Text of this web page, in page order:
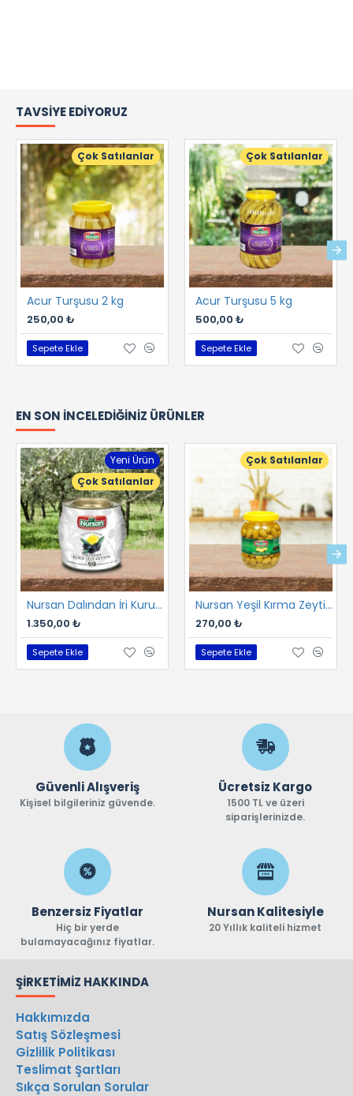
TAVSIYE EDIYORUZ
Çok Satılanlar
Acur Turşusu 2 kg
250,00 ₺
Sepete Ekle
Çok Satılanlar
Acur Turşusu 5 kg
500,00 ₺
Sepete Ekle
EN SON İNCELEDIĞINIZ ÜRÜNLER
Yeni Ürün
Çok Satılanlar
Nursan Dalından İri Kuru Gemlik Sele 2 kg
1.350,00 ₺
Sepete Ekle
Çok Satılanlar
Nursan Yeşil Kırma Zeytin 1 kg
270,00 ₺
Sepete Ekle
Güvenli Alışveriş
Kişisel bilgileriniz güvende.
Ücretsiz Kargo
1500 TL ve üzeri
siparişlerinizde.
Benzersiz Fiyatlar
Hiç bir yerde
bulamayacağınız fiyatlar.
Nursan Kalitesiyle
20 Yıllık kaliteli hizmet
ŞIRKETIMIZ HAKKINDA
Hakkımızda
Satış Sözleşmesi
Gizlilik Politikası
Teslimat Şartları
Sıkça Sorulan Sorular